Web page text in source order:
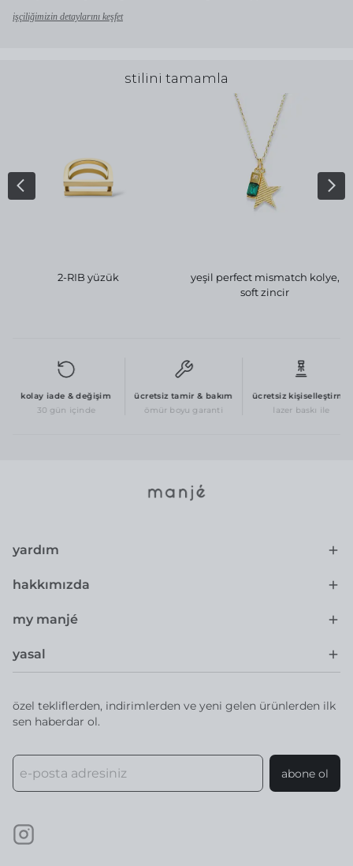
işçiliğimizin detaylarını keşfet
stilini tamamla
2-RIB yüzük
yeşil perfect mismatch kolye,
soft zincir
kolay iade & değişim
30 gün içinde
ücretsiz tamir & bakım
ömür boyu garanti
ücretsiz kişiselleştirme
lazer baskı ile
yardım
hakkımızda
my manjé
yasal
özel tekliflerden, indirimlerden ve yeni gelen ürünlerden ilk
sen haberdar ol.
abone ol